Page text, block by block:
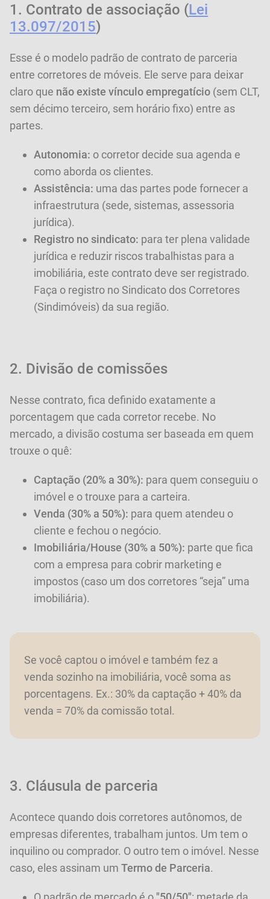
1. Contrato de associação (Lei
13.097/2015)
Esse é o modelo padrão de contrato de parceria
entre corretores de móveis. Ele serve para deixar
claro que não existe vínculo empregatício (sem CLT,
sem décimo terceiro, sem horário fixo) entre as
partes.
Autonomia: o corretor decide sua agenda e
como aborda os clientes.
Assistência: uma das partes pode fornecer a
infraestrutura (sede, sistemas, assessoria
jurídica).
Registro no sindicato: para ter plena validade
jurídica e reduzir riscos trabalhistas para a
imobiliária, este contrato deve ser registrado.
Faça o registro no Sindicato dos Corretores
(Sindimóveis) da sua região.
2. Divisão de comissões
Nesse contrato, fica definido exatamente a
porcentagem que cada corretor recebe. No
mercado, a divisão costuma ser baseada em quem
trouxe o quê:
Captação (20% a 30%): para quem conseguiu o
imóvel e o trouxe para a carteira.
Venda (30% a 50%): para quem atendeu o
cliente e fechou o negócio.
Imobiliária/House (30% a 50%): parte que fica
com a empresa para cobrir marketing e
impostos (caso um dos corretores “seja” uma
imobiliária).
Se você captou o imóvel e também fez a
venda sozinho na imobiliária, você soma as
porcentagens. Ex.: 30% da captação + 40% da
venda = 70% da comissão total.
3. Cláusula de parceria
Acontece quando dois corretores autônomos, de
empresas diferentes, trabalham juntos. Um tem o
inquilino ou comprador. O outro tem o imóvel. Nesse
caso, eles assinam um Termo de Parceria.